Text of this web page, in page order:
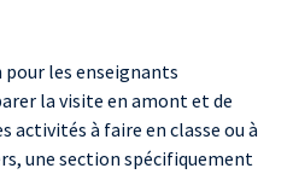
pour les enseignants
la visite en amont et de
activités à faire en classe ou à
une section spécifiquement